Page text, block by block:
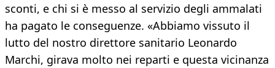
sconti, e chi si è messo al servizio degli ammalati
ha pagato le conseguenze. «Abbiamo vissuto il
lutto del nostro direttore sanitario Leonardo
Marchi, girava molto nei reparti e questa vicinanza